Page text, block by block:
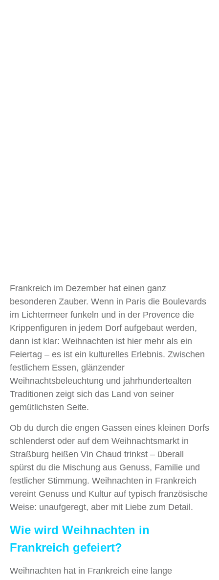
Frankreich im Dezember hat einen ganz
besonderen Zauber. Wenn in Paris die Boulevards
im Lichtermeer funkeln und in der Provence die
Krippenfiguren in jedem Dorf aufgebaut werden,
dann ist klar: Weihnachten ist hier mehr als ein
Feiertag – es ist ein kulturelles Erlebnis. Zwischen
festlichem Essen, glänzender
Weihnachtsbeleuchtung und jahrhundertealten
Traditionen zeigt sich das Land von seiner
gemütlichsten Seite.
Ob du durch die engen Gassen eines kleinen Dorfs
schlenderst oder auf dem Weihnachtsmarkt in
Straßburg heißen Vin Chaud trinkst – überall
spürst du die Mischung aus Genuss, Familie und
festlicher Stimmung. Weihnachten in Frankreich
vereint Genuss und Kultur auf typisch französische
Weise: unaufgeregt, aber mit Liebe zum Detail.
Wie wird Weihnachten in
Frankreich gefeiert?
Weihnachten hat in Frankreich eine lange